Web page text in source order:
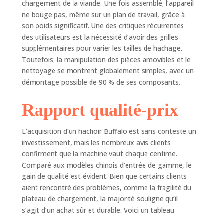
exigences des
cuisines
professionnelles
FONCTIONNEMENT
STABLE : Les pieds
antidérapants
assurent la stabilité
fonctionnement,
vous concentrer sur
le hachage sans
vous soucier du
déplacement ou du
machine
chargement de la viande. Une fois assemblé, l’appareil
ne bouge pas, même sur un plan de travail, grâce à
son poids significatif. Une des critiques récurrentes
des utilisateurs est la nécessité d’avoir des grilles
supplémentaires pour varier les tailles de hachage.
Toutefois, la manipulation des pièces amovibles et le
nettoyage se montrent globalement simples, avec un
démontage possible de 90 % de ses composants.
Rapport qualité-prix
L’acquisition d’un hachoir Buffalo est sans conteste un
investissement, mais les nombreux avis clients
confirment que la machine vaut chaque centime.
Comparé aux modèles chinois d’entrée de gamme, le
gain de qualité est évident. Bien que certains clients
aient rencontré des problèmes, comme la fragilité du
plateau de chargement, la majorité souligne qu’il
s’agit d’un achat sûr et durable. Voici un tableau